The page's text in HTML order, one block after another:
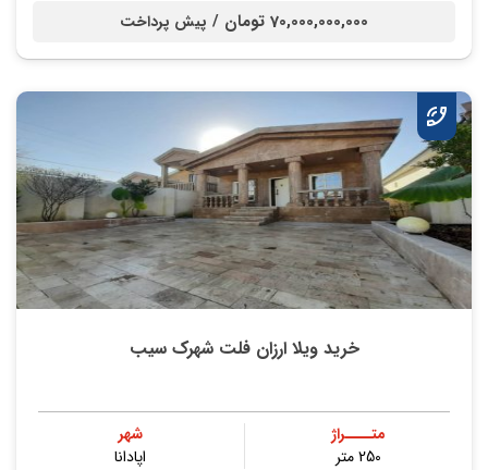
70,000,000,000 تومان / پیش پرداخت
خرید ویلا ارزان فلت شهرک سیب
متــــراژ
250 متر
شهر
اپادانا